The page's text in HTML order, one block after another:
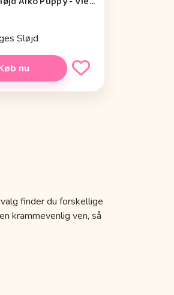
Sløjd
nu
finder du forskellige
krammevenlig ven, så